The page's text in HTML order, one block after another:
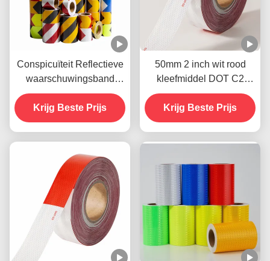
Conspicuïteit Reflectieve
waarschuwingsband
Biocolor Zwart en Geel
Krijg Beste Prijs
50mm 2 inch wit rood
kleefmiddel DOT C2
reflecterende
veiligheidstape stickers
op vrachtwagen voor
Krijg Beste Prijs